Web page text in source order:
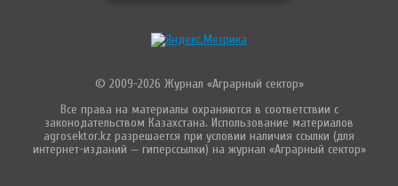
© 2009-2026 Журнал «Аграрный сектор»
Все права на материалы охраняются в соответствии с
законодательством Казахстана. Использование материалов
agrosektor.kz разрешается при условии наличия ссылки (для
интернет-изданий — гиперссылки) на журнал «Аграрный сектор»